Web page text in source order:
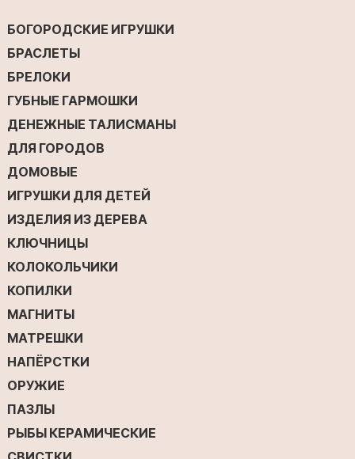
БОГОРОДСКИЕ ИГРУШКИ
БРАСЛЕТЫ
БРЕЛОКИ
ГУБНЫЕ ГАРМОШКИ
ДЕНЕЖНЫЕ ТАЛИСМАНЫ
ДЛЯ ГОРОДОВ
ДОМОВЫЕ
ИГРУШКИ ДЛЯ ДЕТЕЙ
ИЗДЕЛИЯ ИЗ ДЕРЕВА
КЛЮЧНИЦЫ
КОЛОКОЛЬЧИКИ
КОПИЛКИ
МАГНИТЫ
МАТРЕШКИ
НАПЁРСТКИ
ОРУЖИЕ
ПАЗЛЫ
РЫБЫ КЕРАМИЧЕСКИЕ